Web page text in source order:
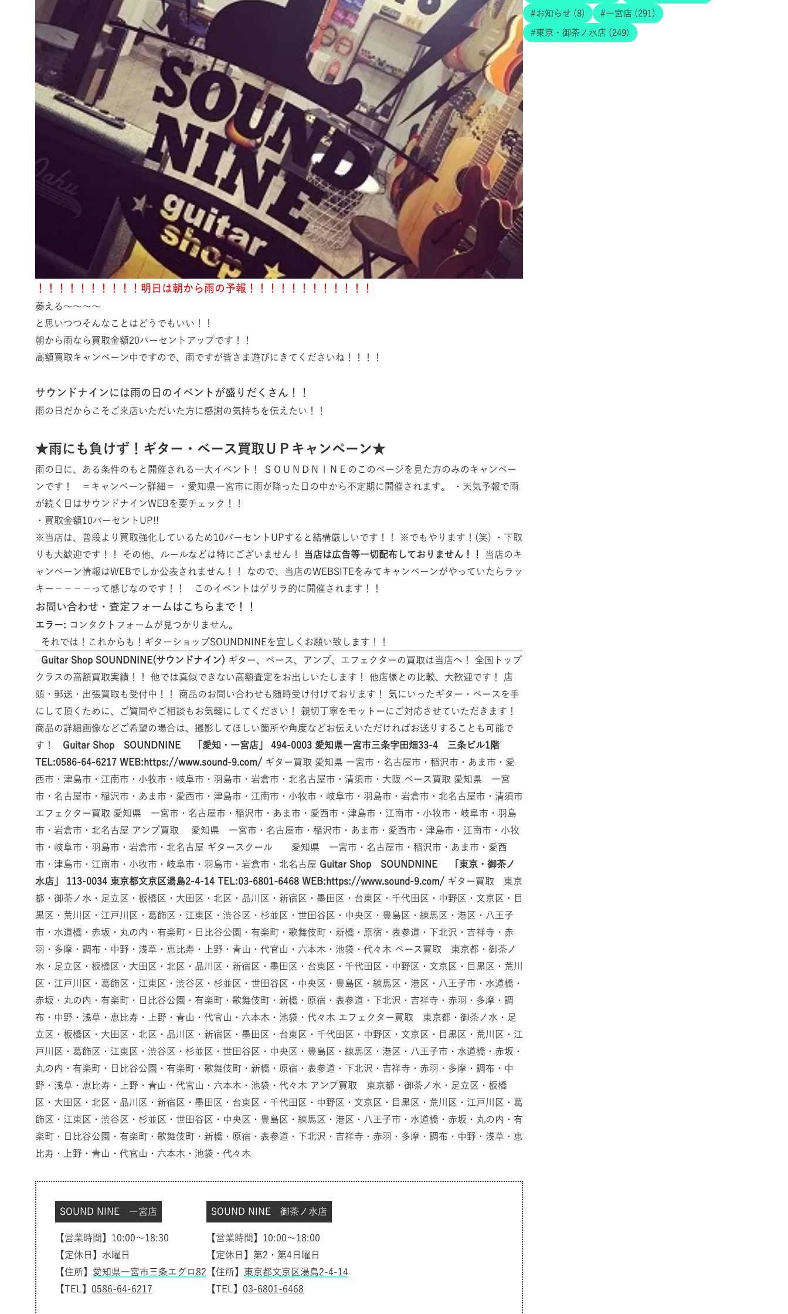
！！！！！！！！！！明日は朝から雨の予報！！！！！！！！！！！！
萎える～～～～
と思いつつそんなことはどうでもいい！！
朝から雨なら買取金額20パーセントアップです！！
高額買取キャンペーン中ですので、雨ですが皆さま遊びにきてくださいね！！！！
サウンドナインには雨の日のイベントが盛りだくさん！！
雨の日だからこそご来店いただいた方に感謝の気持ちを伝えたい！！
★雨にも負けず！ギター・ベース買取ＵＰキャンペーン★
雨の日に、ある条件のもと開催される一大イベント！ ＳＯＵＮＤＮＩＮＥのこのページを見た方のみのキャンペー
ンです！ ＝キャンペーン詳細＝ ・愛知県一宮市に雨が降った日の中から不定期に開催されます。 ・天気予報で雨
が続く日はサウンドナインWEBを要チェック！！
・買取金額10パーセントUP!!
※当店は、普段より買取強化しているため10パーセントUPすると結構厳しいです！！ ※でもやります！(笑) ・下取
りも大歓迎です！！ その他、ルールなどは特にございません！
当店は広告等一切配布しておりません！！
当店のキ
ャンペーン情報はWEBでしか公表されません！！ なので、当店のWEBSITEをみてキャンペーンがやっていたらラッ
キー－－－－って感じなのです！！ このイベントはゲリラ的に開催されます！！
お問い合わせ・査定フォームは こちら まで！！
エラー: コンタクトフォームが見つかりません。
それでは！これからも！ギターショップSOUNDNINEを宜しくお願い致します！！
Guitar Shop SOUNDNINE(サウンドナイン) ギター、ベース、アンプ、エフェクターの買取は当店へ！ 全国トップ
クラスの高額買取実績！！ 他では真似できない高額査定をお出しいたします！ 他店様との比較、大歓迎です！ 店
頭・郵送・出張買取も受付中！！ 商品のお問い合わせも随時受け付けております！ 気にいったギター・ベースを手
にして頂くために、ご質問やご相談もお気軽にしてください！ 親切丁寧をモットーにご対応させていただきます！
商品の詳細画像などご希望の場合は、撮影してほしい箇所や角度などお伝えいただければお送りすることも可能で
す！ Guitar Shop SOUNDNINE 「愛知・一宮店」 494-0003 愛知県一宮市三条字田畑33-4 三条ビル1階
TEL:0586-64-6217 WEB:https://www.sound-9.com/ ギター買取 愛知県 一宮市・名古屋市・稲沢市・あま市・愛
西市・津島市・江南市・小牧市・岐阜市・羽島市・岩倉市・北名古屋市・清須市・大阪 ベース買取 愛知県 一宮
市・名古屋市・稲沢市・あま市・愛西市・津島市・江南市・小牧市・岐阜市・羽島市・岩倉市・北名古屋市・清須市
エフェクター買取 愛知県 一宮市・名古屋市・稲沢市・あま市・愛西市・津島市・江南市・小牧市・岐阜市・羽島
市・岩倉市・北名古屋 アンプ買取 愛知県 一宮市・名古屋市・稲沢市・あま市・愛西市・津島市・江南市・小牧
市・岐阜市・羽島市・岩倉市・北名古屋 ギタースクール 愛知県 一宮市・名古屋市・稲沢市・あま市・愛西
市・津島市・江南市・小牧市・岐阜市・羽島市・岩倉市・北名古屋 Guitar Shop SOUNDNINE 「東京・御茶ノ
水店」
113-0034 東京都文京区湯島2-4-14 TEL:03-6801-6468 WEB:https://www.sound-9.com/ ギター買取 東京
都・御茶ノ水・足立区・板橋区・大田区・北区・品川区・新宿区・墨田区・台東区・千代田区・中野区・文京区・目
黒区・荒川区・江戸川区・葛飾区・江東区・渋谷区・杉並区・世田谷区・中央区・豊島区・練馬区・港区・八王子
市・水道橋・赤坂・丸の内・有楽町・日比谷公園・有楽町・歌舞伎町・新橋・原宿・表参道・下北沢・吉祥寺・赤
羽・多摩・調布・中野・浅草・恵比寿・上野・青山・代官山・六本木・池袋・代々木 ベース買取 東京都・御茶ノ
水・足立区・板橋区・大田区・北区・品川区・新宿区・墨田区・台東区・千代田区・中野区・文京区・目黒区・荒川
区・江戸川区・葛飾区・江東区・渋谷区・杉並区・世田谷区・中央区・豊島区・練馬区・港区・八王子市・水道橋・
赤坂・丸の内・有楽町・日比谷公園・有楽町・歌舞伎町・新橋・原宿・表参道・下北沢・吉祥寺・赤羽・多摩・調
布・中野・浅草・恵比寿・上野・青山・代官山・六本木・池袋・代々木 エフェクター買取 東京都・御茶ノ水・足
立区・板橋区・大田区・北区・品川区・新宿区・墨田区・台東区・千代田区・中野区・文京区・目黒区・荒川区・江
戸川区・葛飾区・江東区・渋谷区・杉並区・世田谷区・中央区・豊島区・練馬区・港区・八王子市・水道橋・赤坂・
丸の内・有楽町・日比谷公園・有楽町・歌舞伎町・新橋・原宿・表参道・下北沢・吉祥寺・赤羽・多摩・調布・中
野・浅草・恵比寿・上野・青山・代官山・六本木・池袋・代々木 アンプ買取 東京都・御茶ノ水・足立区・板橋
区・大田区・北区・品川区・新宿区・墨田区・台東区・千代田区・中野区・文京区・目黒区・荒川区・江戸川区・葛
飾区・江東区・渋谷区・杉並区・世田谷区・中央区・豊島区・練馬区・港区・八王子市・水道橋・赤坂・丸の内・有
楽町・日比谷公園・有楽町・歌舞伎町・新橋・原宿・表参道・下北沢・吉祥寺・赤羽・多摩・調布・中野・浅草・恵
比寿・上野・青山・代官山・六本木・池袋・代々木
SOUND NINE 一宮店
【営業時間】10:00～18:30
【定休日】水曜日
【住所】 愛知県一宮市三条エグロ82
【TEL】 0586-64-6217
SOUND NINE 御茶ノ水店
【営業時間】10:00～18:00
【定休日】第2・第4日曜日
【住所】 東京都文京区湯島2-4-14
【TEL】 03-6801-6468
お知らせ (8) 一宮店 (291)
東京・御茶ノ水店 (249)